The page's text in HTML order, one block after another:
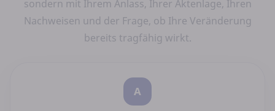
sondern mit Ihrem Anlass, Ihrer Aktenlage, Ihren
Nachweisen und der Frage, ob Ihre Veränderung
bereits tragfähig wirkt.
A